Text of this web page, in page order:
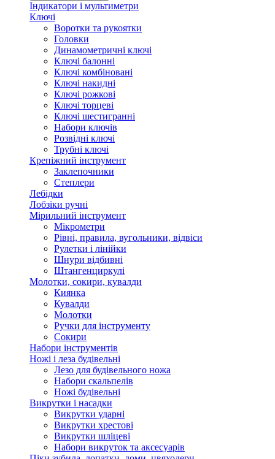
Індикатори і мультиметри
Ключі
Воротки та рукоятки
Головки
Динамометричні ключі
Ключі балонні
Ключі комбіновані
Ключі накидні
Ключі рожкові
Ключі торцеві
Ключі шестигранні
Набори ключів
Розвідні ключі
Трубні ключі
Крепіжний інструмент
Заклепочники
Степлери
Лебідки
Лобзіки ручні
Мірильний інструмент
Мікрометри
Рівні, правила, вугольники, відвіси
Рулетки і лінійки
Шнури відбивні
Штангенциркулі
Молотки, сокири, кувалди
Киянка
Кувалди
Молотки
Ручки для інструменту
Сокири
Набори інструментів
Ножі і леза будівельні
Лезо для будівельного ножа
Набори скальпелів
Ножі будівельні
Викрутки і насадки
Викрутки ударні
Викрутки хрестові
Викрутки шліцеві
Набори викруток та аксесуарів